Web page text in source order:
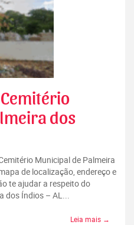
dos
Municipal de Palmeira
de localização, endereço e
te ajudar a respeito do
dos Índios – AL...
Leia mais →